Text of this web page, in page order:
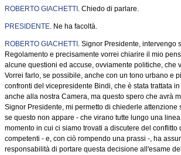
ROBERTO GIACHETTI . Chiedo di parlare.
PRESIDENTE. Ne ha facoltà.
ROBERTO GIACHETTI . Signor Presidente, intervengo
Regolamento e precisamente vorrei chiarire il mio
alcune questioni ed accuse, ovviamente politiche,
Vorrei farlo, se possibile, anche con un tono urbano e
confronti del vicepresidente Bindi, che è stata trattata
anche alla nostra Camera, ma questo spero che avrà
Signor Presidente, mi permetto di chiederle
se questo non appare - che virano tutte lungo una
momento in cui ci siamo trovati a discutere del
competenti - e, con ciò rompendo una prassi -, ha
responsabilità di portare questa decisione all'esame